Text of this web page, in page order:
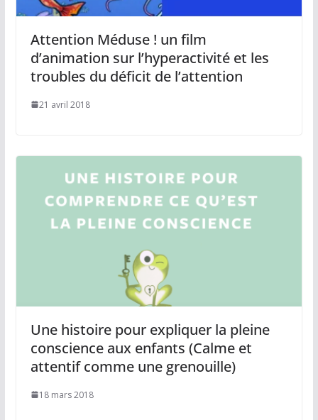
Attention Méduse ! un film
d’animation sur l’hyperactivité et les
troubles du déficit de l’attention
21 avril 2018
Une histoire pour expliquer la pleine
conscience aux enfants (Calme et
attentif comme une grenouille)
18 mars 2018